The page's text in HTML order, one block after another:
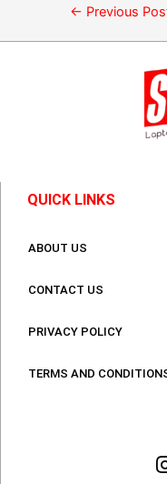
← Previous
QUICK LINKS
ABOUT US
CONTACT US
PRIVACY POLICY
TERMS AND